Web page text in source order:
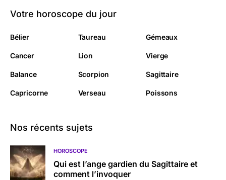
Votre horoscope du jour
Bélier Taureau Gémeaux
Cancer Lion Vierge
Balance Scorpion Sagittaire
Capricorne Verseau Poissons
Nos récents sujets
HOROSCOPE
Qui est l’ange gardien du Sagittaire et
comment l’invoquer